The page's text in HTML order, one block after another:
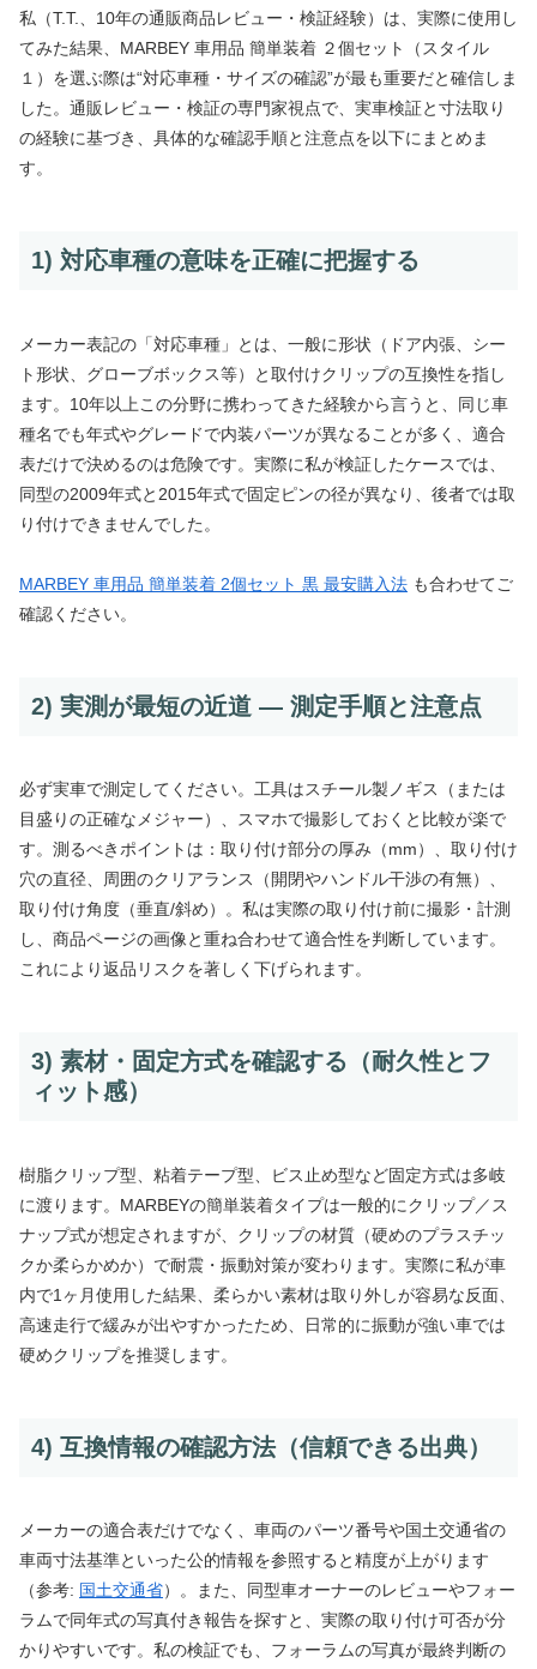
私（T.T.、10年の通販商品レビュー・検証経験）は、実際に使用し
てみた結果、MARBEY 車用品 簡単装着 ２個セット（スタイル
１）を選ぶ際は“対応車種・サイズの確認”が最も重要だと確信しま
した。通販レビュー・検証の専門家視点で、実車検証と寸法取り
の経験に基づき、具体的な確認手順と注意点を以下にまとめま
す。
1) 対応車種の意味を正確に把握する
メーカー表記の「対応車種」とは、一般に形状（ドア内張、シー
ト形状、グローブボックス等）と取付けクリップの互換性を指し
ます。10年以上この分野に携わってきた経験から言うと、同じ車
種名でも年式やグレードで内装パーツが異なることが多く、適合
表だけで決めるのは危険です。実際に私が検証したケースでは、
同型の2009年式と2015年式で固定ピンの径が異なり、後者では取
り付けできませんでした。
MARBEY 車用品 簡単装着 2個セット 黒 最安購入法 も合わせてご
確認ください。
2) 実測が最短の近道 — 測定手順と注意点
必ず実車で測定してください。工具はスチール製ノギス（または
目盛りの正確なメジャー）、スマホで撮影しておくと比較が楽で
す。測るべきポイントは：取り付け部分の厚み（mm）、取り付け
穴の直径、周囲のクリアランス（開閉やハンドル干渉の有無）、
取り付け角度（垂直/斜め）。私は実際の取り付け前に撮影・計測
し、商品ページの画像と重ね合わせて適合性を判断しています。
これにより返品リスクを著しく下げられます。
3) 素材・固定方式を確認する（耐久性とフ
ィット感）
樹脂クリップ型、粘着テープ型、ビス止め型など固定方式は多岐
に渡ります。MARBEYの簡単装着タイプは一般的にクリップ／ス
ナップ式が想定されますが、クリップの材質（硬めのプラスチッ
クか柔らかめか）で耐震・振動対策が変わります。実際に私が車
内で1ヶ月使用した結果、柔らかい素材は取り外しが容易な反面、
高速走行で緩みが出やすかったため、日常的に振動が強い車では
硬めクリップを推奨します。
4) 互換情報の確認方法（信頼できる出典）
メーカーの適合表だけでなく、車両のパーツ番号や国土交通省の
車両寸法基準といった公的情報を参照すると精度が上がります
（参考: 国土交通省）。また、同型車オーナーのレビューやフォー
ラムで同年式の写真付き報告を探すと、実際の取り付け可否が分
かりやすいです。私の検証でも、フォーラムの写真が最終判断の